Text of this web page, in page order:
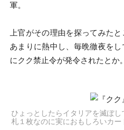
軍。
上官がその理由を探ってみた
あまりに熱中し、毎晩徹夜を
にクク禁止令が発令されたとか。
ひょっとしたらイタリアを滅ぼ
札１枚なのに実におもしろいカー